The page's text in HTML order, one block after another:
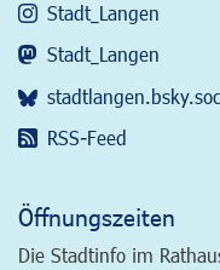
Stadt_Langen
Stadt_Langen
RSS-Feed
Öffnungszeiten
Die Stadtinfo im